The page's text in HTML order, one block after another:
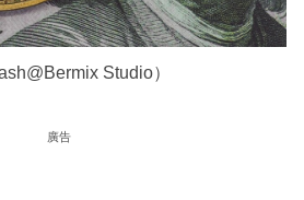
Studio）
廣告